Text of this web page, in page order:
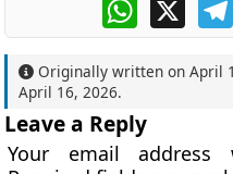
Originally written onApril
April 16, 2026.
Leave a Reply
Your email